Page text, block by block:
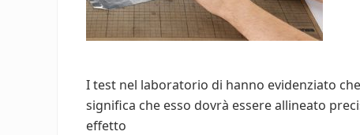
I test nel laboratorio di hanno evidenziato
significa che esso dovrà essere allineato
effetto